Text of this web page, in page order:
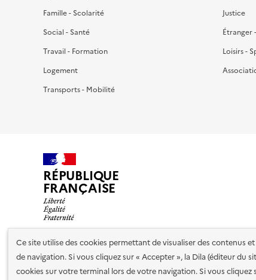
Ce site utilise des cookies permettant de visualiser des contenus
de navigation. Si vous cliquez sur « Accepter », la Dila (éditeur du
cookies sur votre terminal lors de votre navigation. Si vous cliquez
Famille - Scolarité
Social - Santé
Travail - Formation
Logement
Transports - Mobilité
Justice
Étranger
Loisirs -
RÉPUBLIQUE
FRANÇAISE
Nos partenaires